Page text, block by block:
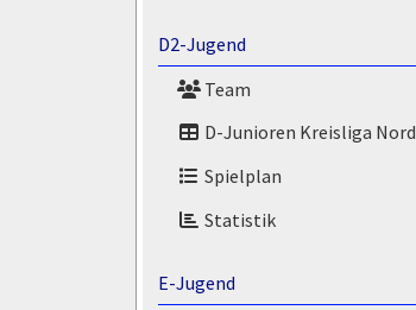
D2-Jugend
Team
D-Junioren Kreisliga Nord
Spielplan
Statistik
E-Jugend